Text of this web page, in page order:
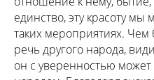
единство, эту красоту
таких мероприятиях.
речь другого народа,
он с уверенностью может